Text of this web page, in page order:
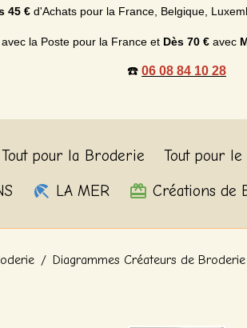
45 €d'Achats pour la France, Belgique,
avec la Poste pour la France et Dès 70 € avec
☎️ 06 08 84 10 28
Tout pour la Broderie Tout pour le
LA MER Créations de
Diagrammes Créateurs de